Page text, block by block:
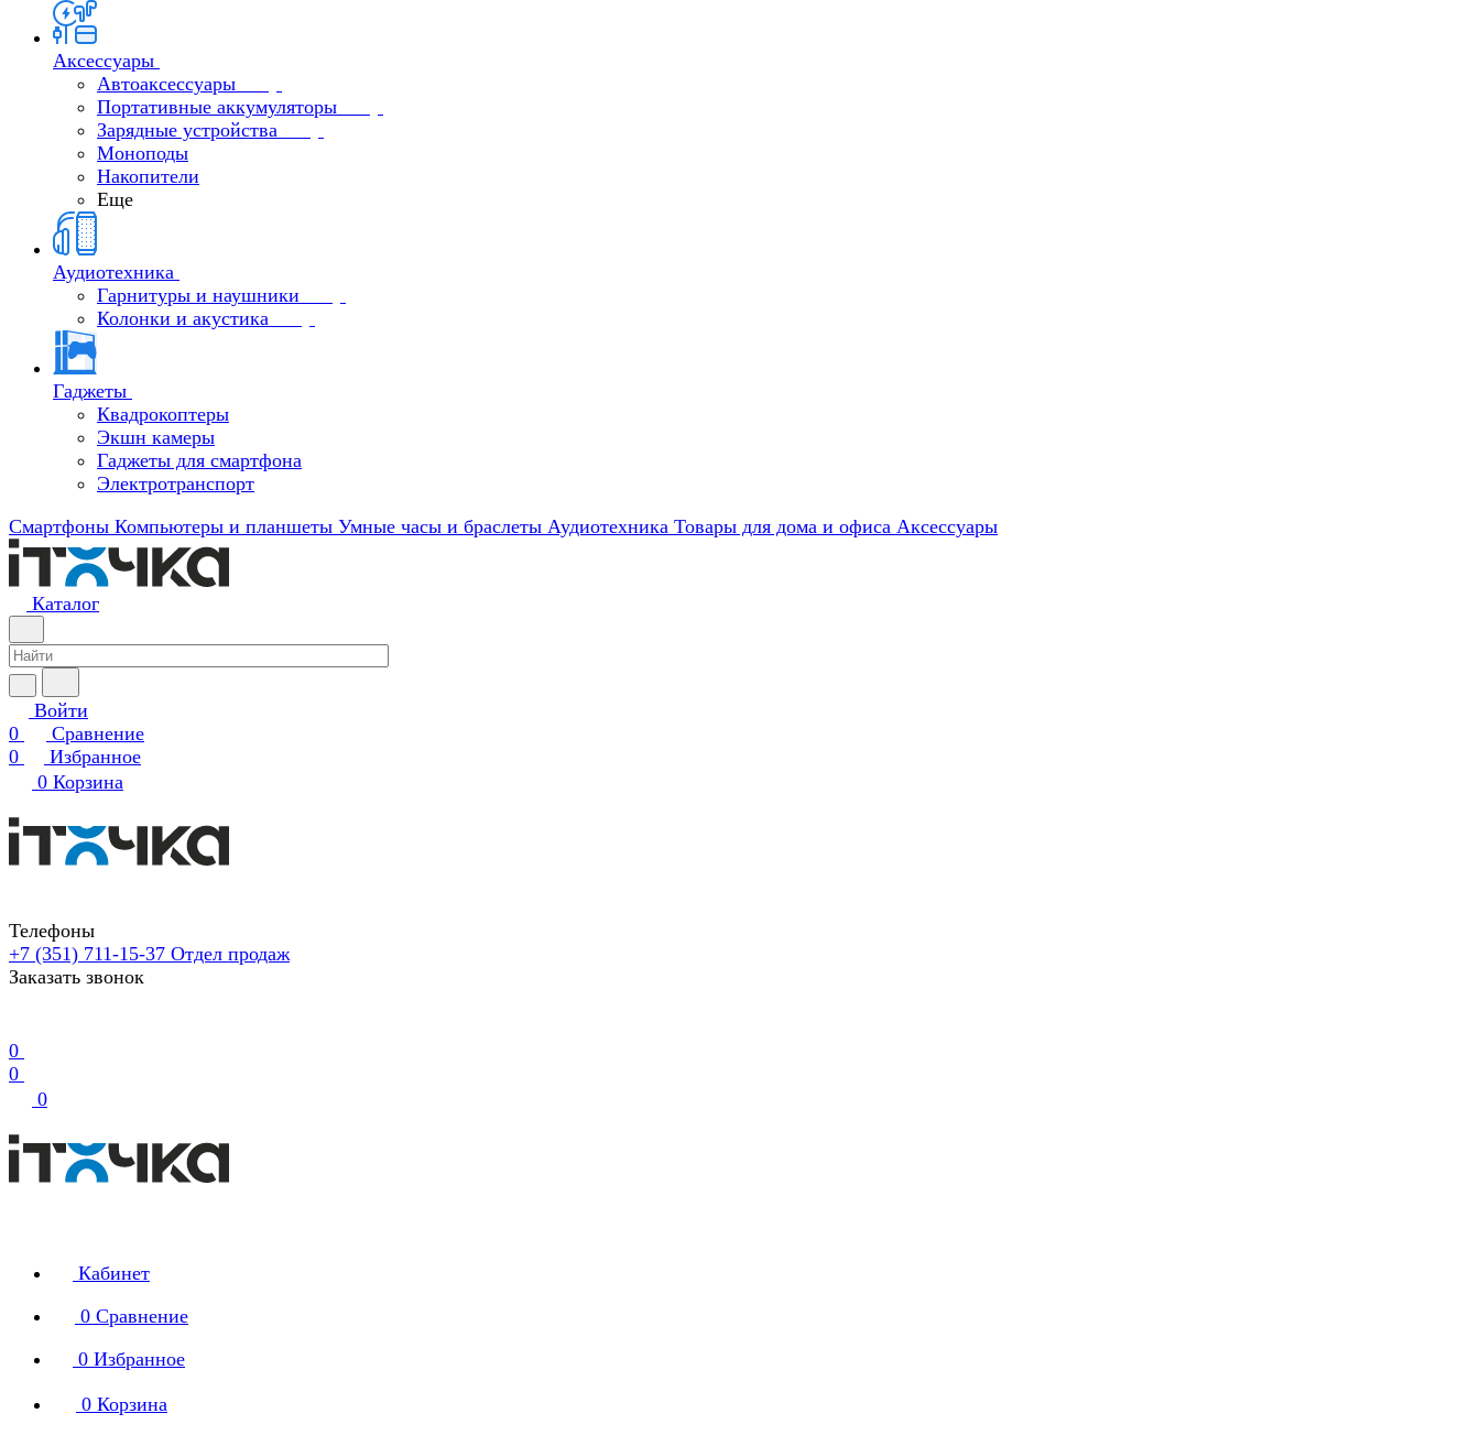
Аксессуары
Автоаксессуары
Портативные аккумуляторы
Зарядные устройства
Моноподы
Накопители
Еще
Аудиотехника
Гарнитуры и наушники
Колонки и акустика
Гаджеты
Квадрокоптеры
Экшн камеры
Гаджеты для смартфона
Электротранспорт
Смартфоны Компьютеры и планшеты Умные часы и браслеты Аудиотехника Товары для дома и офиса Аксессуары
Каталог
Войти
0
Сравнение
0
Избранное
0 Корзина
Телефоны
+7 (351) 711-15-37 Отдел продаж
Заказать звонок
0
0
0
Кабинет
0 Сравнение
0 Избранное
0 Корзина